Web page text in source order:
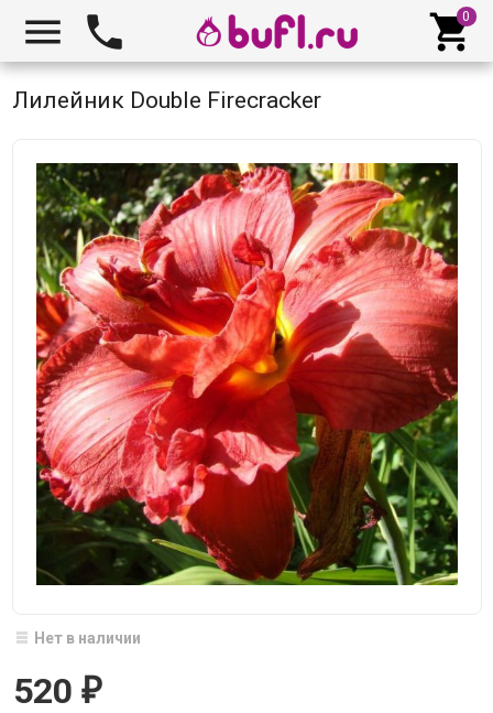
  
Лилейник Double Firecracker
Нет в наличии
520 ₽